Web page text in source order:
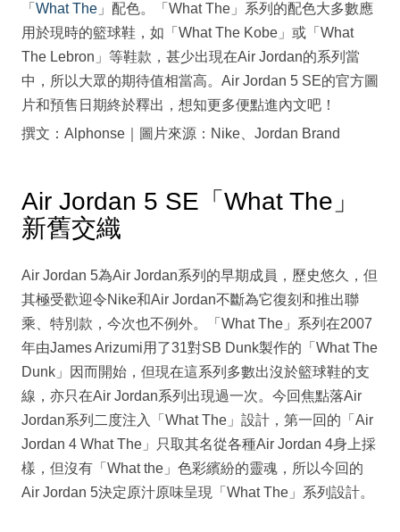
「 What The 」配色。「What The」系列的配色大多數應
用於現時的籃球鞋，如「What The Kobe」或「What
The Lebron」等鞋款，甚少出現在Air Jordan的系列當
中，所以大眾的期待值相當高。Air Jordan 5 SE的官方圖
片和預售日期終於釋出，想知更多便點進內文吧！
撰文：Alphonse｜圖片來源：Nike、Jordan Brand
Air Jordan 5 SE「What The」
新舊交織
Air Jordan 5為Air Jordan系列的早期成員，歷史悠久，但
其極受歡迎令Nike和Air Jordan不斷為它復刻和推出聯
乘、特別款，今次也不例外。「What The」系列在2007
年由James Arizumi用了31對SB Dunk製作的「What The
Dunk」因而開始，但現在這系列多數出沒於籃球鞋的支
線，亦只在Air Jordan系列出現過一次。今回焦點落Air
Jordan系列二度注入「What The」設計，第一回的「Air
Jordan 4 What The」只取其名從各種Air Jordan 4身上採
樣，但沒有「What the」色彩繽紛的靈魂，所以今回的
Air Jordan 5決定原汁原味呈現「What The」系列設計。